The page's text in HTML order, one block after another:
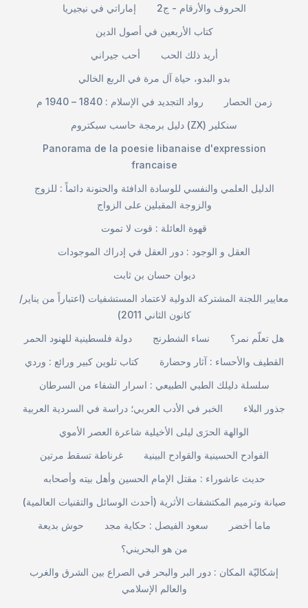
إماراتي في نيجيريا
الحروف والأرقام - ج2
كتاب الأربعين في أصول الدين
أحب جيراني
أريد ذلك الحب
بدو البدو، حياة آل مرة في الربع الخالي
رواد التجديد في الإسلام : 1840 – 1940 م
زمن الحصار
دليل برمجة حاسب سبكتروم (ZX) سنكلير
Panorama de la poesie libanaise d'expression
francaise
الدليل العلمي والنفسي للوسادة الدافئة والحنونة دائماً : للزوج
والزوجة المقبلين على الزواج
قهوة العائلة : قوت لا تموت
العقل و الوجود : دور العقل في إدراك الموجودات
ديوان حسان بن ثابت
معايير اللجنة المشتركة الدولية لاعتماد المستشفيات (اعتباراً من يناير/
كانون الثاني 2011)
دولة فلسطينية للهنود الحمر
نساء الشطرنج
هل تعلّم نمر؟
كتاب تلوين كبير ورائع : وردي
القطيف والأحساء : آثار وحضارة
سلسلة دليلك الطبي الطبيعي : اسرار الشفاء من السرطان
الخبر في الأدب العربي؛ دراسة في السردية العربية
جذور البلاء
الوالهة الحرَى ليلى الأخيلية شاعرة العصر الأموي
غرناطة تسقط مرتين
الفوادح الحسينية والقوادح البينية
حديث عاشوراء : مقتل الإمام الحسين وأهل بيته وأصحابه
صيانة وترميم المكتشفات الأثرية (أحدث الوسائل والتقنيات العالمية)
حوش بديعة
سعود الفيصل : حكاية مجد
ماما أخضر
من هو البحريني؟
إشكاليّة المكان : دور البر والبحر في الصراع بين الشرق والغرب
والعالم الإسلامي